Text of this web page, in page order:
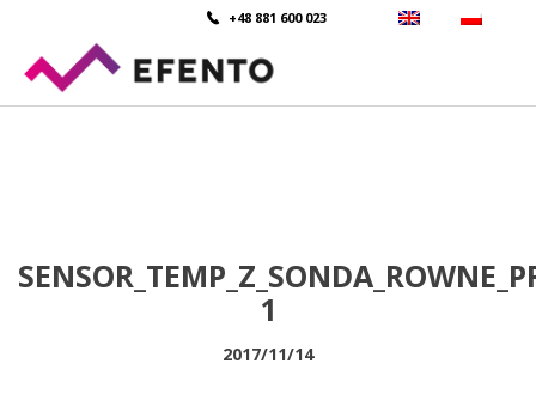
+48 881 600 023
1
2017/11/14